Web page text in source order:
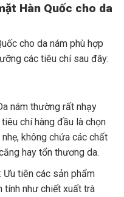
Hàn Quốc cho da
cho da nám phù hợp
các tiêu chí sau đây:
nám thường rất nhạy
chí hàng đầu là chọn
không chứa các chất
hay tổn thương da.
Ưu tiên các sản phẩm
tính như chiết xuất trà